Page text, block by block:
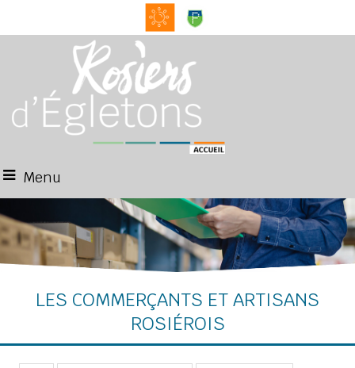
Menu
LES COMMERÇANTS ET ARTISANS
ROSIÉROIS